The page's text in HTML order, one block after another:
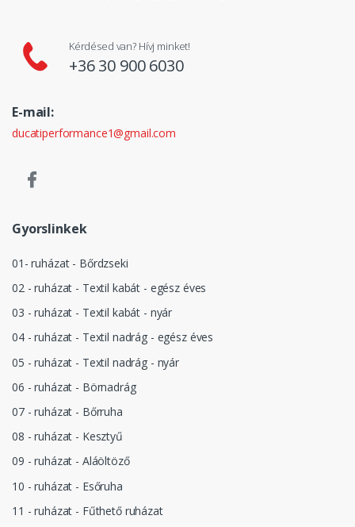
Kérdésed van? Hívj minket!
+36 30 900 6030
E-mail:
ducatiperformance1@gmail.com
Gyorslinkek
01- ruházat - Bőrdzseki
02 - ruházat - Textil kabát - egész éves
03 - ruházat - Textil kabát - nyár
04 - ruházat - Textil nadrág - egész éves
05 - ruházat - Textil nadrág - nyár
06 - ruházat - Börnadrág
07 - ruházat - Bőrruha
08 - ruházat - Kesztyű
09 - ruházat - Aláöltöző
10 - ruházat - Esőruha
11 - ruházat - Fűthető ruházat